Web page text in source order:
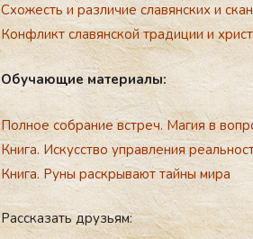
Схожесть и различие славянских и
Конфликт славянской традиции и
Обу­ча­ющие ма­те­ри­алы:
Полное собрание встреч. Магия в
Книга. Искусство управления
Книга. Руны раскрывают тайны мира
Рассказать друзьям: